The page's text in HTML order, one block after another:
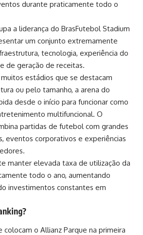
durante praticamente todo o
a liderança do BrasFutebol Stadium
um conjunto extremamente
tecnologia, experiência do
de geração de receitas.
estádios que se destacam
ou pelo tamanho, a arena do
desde o início para funcionar como
multifuncional. O
partidas de futebol com grandes
eventos corporativos e experiências
manter elevada taxa de utilização da
todo o ano, aumentando
investimentos constantes em
colocam o Allianz Parque na primeira